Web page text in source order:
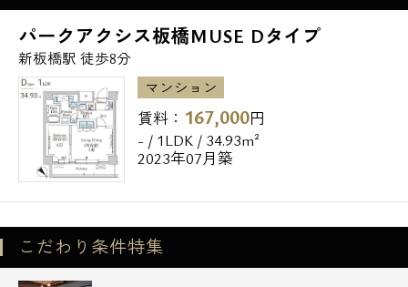
パークアクシス板橋MUSE Dタイプ
新板橋駅 徒歩8分
マンション
賃料： 167,000円
- / 1LDK / 34.93m²
2023年07月築
こだわり条件特集